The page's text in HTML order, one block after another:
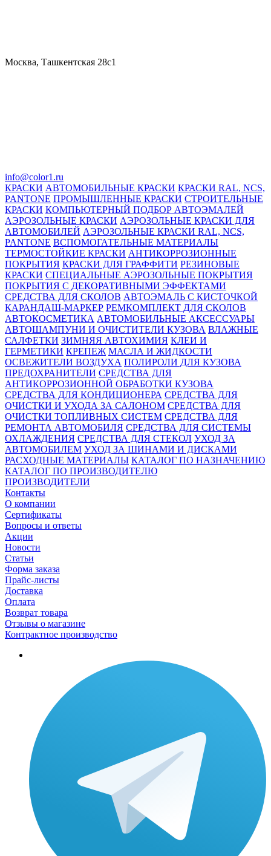
Москва, Ташкентская 28с1
info@color1.ru
КРАСКИ АВТОМОБИЛЬНЫЕ КРАСКИ КРАСКИ RAL, NCS,
PANTONE ПРОМЫШЛЕННЫЕ КРАСКИ СТРОИТЕЛЬНЫЕ
КРАСКИ КОМПЬЮТЕРНЫЙ ПОДБОР АВТОЭМАЛЕЙ
АЭРОЗОЛЬНЫЕ КРАСКИ АЭРОЗОЛЬНЫЕ КРАСКИ ДЛЯ
АВТОМОБИЛЕЙ АЭРОЗОЛЬНЫЕ КРАСКИ RAL, NCS,
PANTONE ВСПОМОГАТЕЛЬНЫЕ МАТЕРИАЛЫ
ТЕРМОСТОЙКИЕ КРАСКИ АНТИКОРРОЗИОННЫЕ
ПОКРЫТИЯ КРАСКИ ДЛЯ ГРАФФИТИ РЕЗИНОВЫЕ
КРАСКИ СПЕЦИАЛЬНЫЕ АЭРОЗОЛЬНЫЕ ПОКРЫТИЯ
ПОКРЫТИЯ С ДЕКОРАТИВНЫМИ ЭФФЕКТАМИ
СРЕДСТВА ДЛЯ СКОЛОВ АВТОЭМАЛЬ С КИСТОЧКОЙ
КАРАНДАШ-МАРКЕР РЕМКОМПЛЕКТ ДЛЯ СКОЛОВ
АВТОКОСМЕТИКА АВТОМОБИЛЬНЫЕ АКСЕССУАРЫ
АВТОШАМПУНИ И ОЧИСТИТЕЛИ КУЗОВА ВЛАЖНЫЕ
САЛФЕТКИ ЗИМНЯЯ АВТОХИМИЯ КЛЕИ И
ГЕРМЕТИКИ КРЕПЕЖ МАСЛА И ЖИДКОСТИ
ОСВЕЖИТЕЛИ ВОЗДУХА ПОЛИРОЛИ ДЛЯ КУЗОВА
ПРЕДОХРАНИТЕЛИ СРЕДСТВА ДЛЯ
АНТИКОРРОЗИОННОЙ ОБРАБОТКИ КУЗОВА
СРЕДСТВА ДЛЯ КОНДИЦИОНЕРА СРЕДСТВА ДЛЯ
ОЧИСТКИ И УХОДА ЗА САЛОНОМ СРЕДСТВА ДЛЯ
ОЧИСТКИ ТОПЛИВНЫХ СИСТЕМ СРЕДСТВА ДЛЯ
РЕМОНТА АВТОМОБИЛЯ СРЕДСТВА ДЛЯ СИСТЕМЫ
ОХЛАЖДЕНИЯ СРЕДСТВА ДЛЯ СТЕКОЛ УХОД ЗА
АВТОМОБИЛЕМ УХОД ЗА ШИНАМИ И ДИСКАМИ
РАСХОДНЫЕ МАТЕРИАЛЫ КАТАЛОГ ПО НАЗНАЧЕНИЮ
КАТАЛОГ ПО ПРОИЗВОДИТЕЛЮ
ПРОИЗВОДИТЕЛИ
Контакты
О компании
Сертификаты
Вопросы и ответы
Акции
Новости
Статьи
Форма заказа
Прайс-листы
Доставка
Оплата
Возврат товара
Отзывы о магазине
Контрактное производство